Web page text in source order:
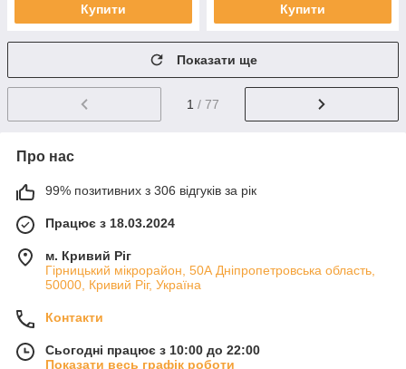
Купити Купити
Показати ще
1 / 77
Про нас
99% позитивних з 306 відгуків за рік
Працює з 18.03.2024
м. Кривий Ріг
Гірницький мікрорайон, 50А Дніпропетровська область,
50000, Кривий Ріг, Україна
Контакти
Сьогодні працює з 10:00 до 22:00
Показати весь графік роботи